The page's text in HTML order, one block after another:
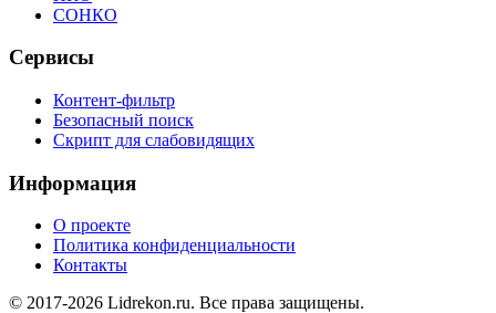
СОНКО
Сервисы
Контент-фильтр
Безопасный поиск
Скрипт для слабовидящих
Информация
О проекте
Политика конфиденциальности
Контакты
© 2017-2026 Lidrekon.ru. Все права защищены.